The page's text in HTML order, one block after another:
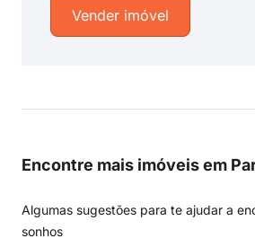
Vender imóvel
Encontre mais imóveis em
Algumas sugestões para te ajudar a
sonhos